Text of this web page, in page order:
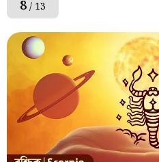
8/ 13